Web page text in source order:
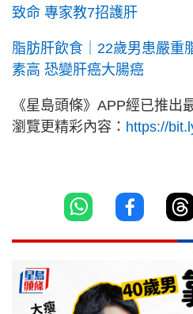
致命 專家教7招護肝
脂肪肝飲食｜22歲男患嚴重
素高 恐變肝癌大腸癌
《星島頭條》APP經已推出
瀏覽更精彩內容： https://